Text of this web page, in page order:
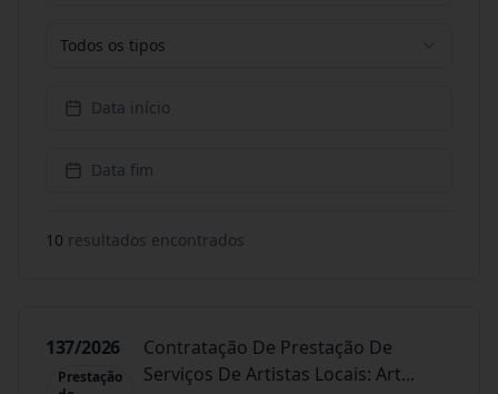
Todos os tipos
Data início
Data fim
10 resultados encontrados
137/2026
Prestação
Contratação De Prestação De
Serviços De Artistas Locais: Art...